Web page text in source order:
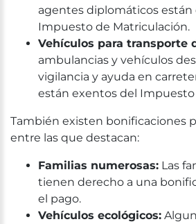
agentes diplomáticos están
Impuesto de Matriculación.
Vehículos para transporte
ambulancias y vehículos
vigilancia y ayuda en
están exentos del
También existen bonificaciones
entre las que destacan:
Familias numerosas: Las
tienen derecho a una
el pago.
Vehículos ecológicos: